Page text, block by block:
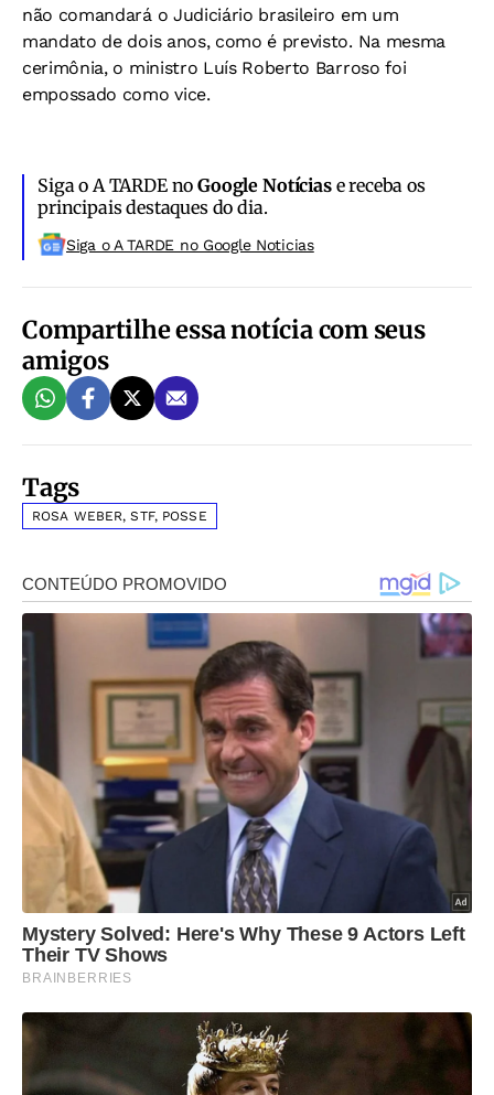
não comandará o Judiciário brasileiro em um
mandato de dois anos, como é previsto. Na mesma
cerimônia, o ministro Luís Roberto Barroso foi
empossado como vice.
Siga o A TARDE noGoogle Notíciase receba os
principais destaques do dia.
Siga o A TARDE no Google Noticias
Compartilhe essa notícia com seus
amigos
Tags
ROSA WEBER, STF, POSSE